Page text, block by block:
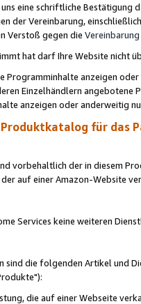
eine schriftliche
der Vereinbarung,
Verstoß gegen die Vereinbarung
hat darf Ihre Website nicht
Programminhalte anzeigen
Einzelhändlern
anzeigen oder anderweitig
Produktkatalog für das
vorbehaltlich der in diesem
auf einer Amazon-Website
Services keine weiteren
sind die folgenden Artikel und
die auf einer Webseite